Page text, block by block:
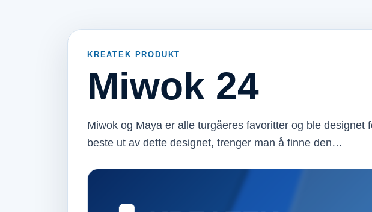
KREATEK PRODUKT
Miwok 24
Miwok og Maya er alle turgåeres favoritter og ble designet
beste ut av dette designet, trenger man å finne den…